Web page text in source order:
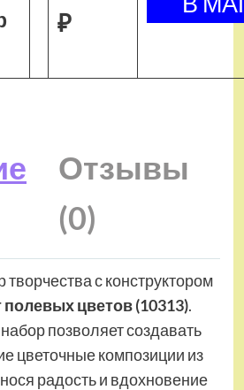
₽
Отзывы
(0)
творчества с конструктором
полевых цветов (10313).
позволяет создавать
цветочные композиции из
радость и вдохновение